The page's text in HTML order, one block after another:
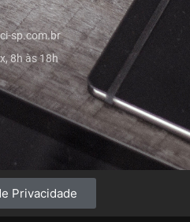
sp.com.br
8h às 18h
Privacidade